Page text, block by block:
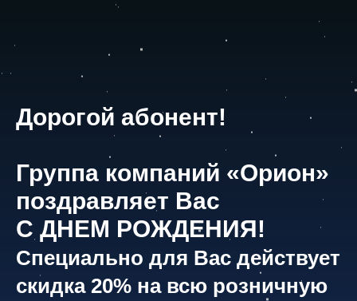
Дорогой абонент!
Группа компаний «Орион»
поздравляет Вас
С ДНЕМ РОЖДЕНИЯ!
Специально для Вас действует
скидка 20% на всю розничную